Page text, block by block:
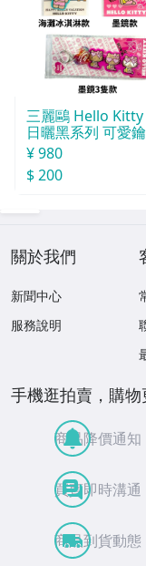
三麗鷗 Hello Kitty
日曬黑系列 可愛
圈
¥ 980
$ 200
關於我們
新聞中心
服務說明
手機逛拍賣，購物
商品降價通知
買賣即時溝通
商品到貨動態